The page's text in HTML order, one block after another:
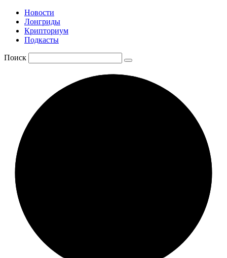
Новости
Лонгриды
Крипториум
Подкасты
Поиск